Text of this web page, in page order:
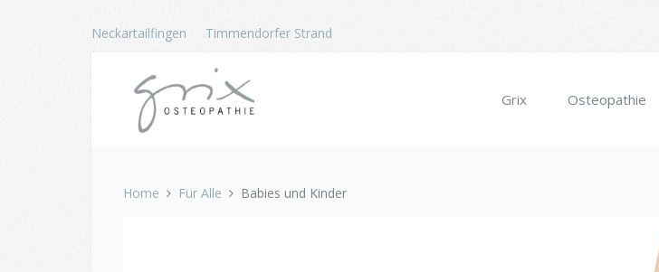
Neckartailfingen Timmendorfer Strand
Grix Osteopathie
Home Für Alle Babies und Kinder